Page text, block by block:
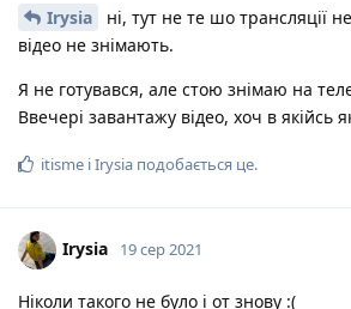
Irysia
ні, тут не те шо трансляції
відео не знімають.
Я не готувався, але стою знімаю на
Ввечері завантажу відео, хоч в якійсь
itisme іIrysia подобається це.
Irysia 19 сер 2021
Ніколи такого не було і от знову :(